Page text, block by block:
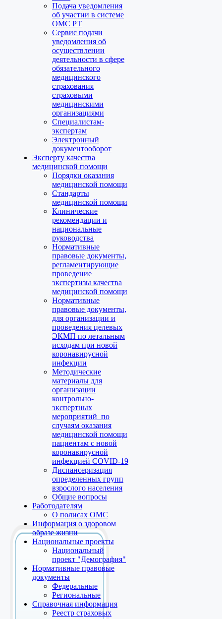
Подача уведомления
об участии в системе
ОМС РТ
Сервис подачи
уведомления об
осуществлении
деятельности в сфере
обязательного
медицинского
страхования
страховыми
медицинскими
организациями
Специалистам-
экспертам
Электронный
документооборот
Эксперту качества
медицинской помощи
Порядки оказания
медицинской помощи
Стандарты
медицинской помощи
Клинические
рекомендации и
национальные
руководства
Нормативные
правовые документы,
регламентирующие
проведение
экспертизы качества
медицинской помощи
Нормативные
правовые документы,
для организации и
проведения целевых
ЭКМП по летальным
исходам при новой
коронавирусной
инфекции
Методические
материалы для
организации
контрольно-
экспертных
мероприятий по
случаям оказания
медицинской помощи
пациентам с новой
коронавирусной
инфекцией COVID-19
Диспансеризация
определенных групп
взрослого населения
Общие вопросы
Работодателям
О полисах ОМС
Информация о здоровом
образе жизни
Национальные проекты
Национальный
проект "Демография"
Нормативные правовые
документы
Федеральные
Региональные
Справочная информация
Реестр страховых